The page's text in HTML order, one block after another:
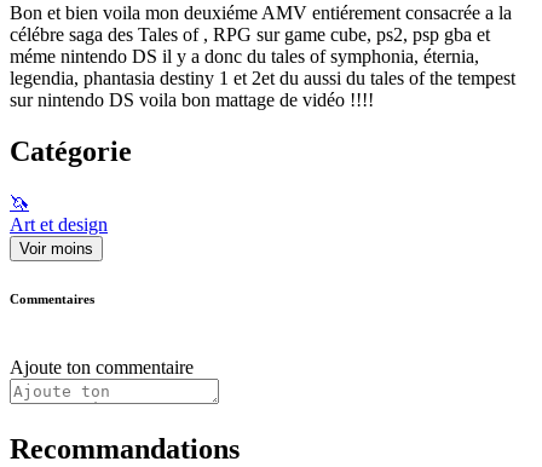
Bon et bien voila mon deuxiéme AMV entiérement consacrée a la
célébre saga des Tales of , RPG sur game cube, ps2, psp gba et
méme nintendo DS il y a donc du tales of symphonia, éternia,
legendia, phantasia destiny 1 et 2et du aussi du tales of the tempest
sur nintendo DS voila bon mattage de vidéo !!!!
Catégorie
🦄
Art et design
Voir moins
Commentaires
Ajoute ton commentaire
Recommandations